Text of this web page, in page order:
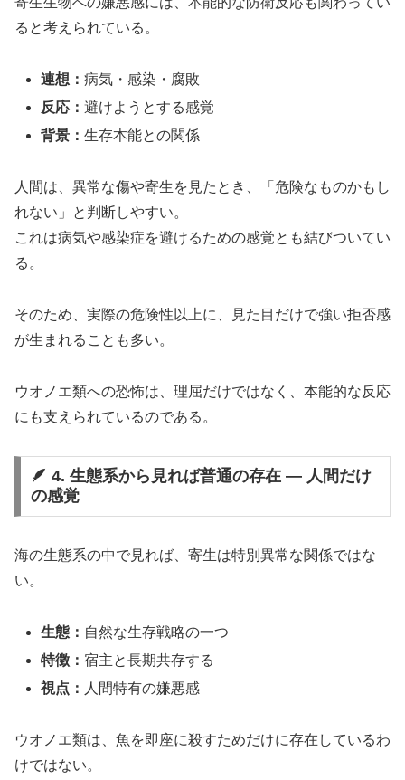
ると考えられている。
連想：病気・感染・腐敗
反応：避けようとする感覚
背景：生存本能との関係
人間は、異常な傷や寄生を見たとき、「危険なものかもし
れない」と判断しやすい。
これは病気や感染症を避けるための感覚とも結びついてい
る。
そのため、実際の危険性以上に、見た目だけで強い拒否感
が生まれることも多い。
ウオノエ類への恐怖は、理屈だけではなく、本能的な反応
にも支えられているのである。
🪶 4. 生態系から見れば普通の存在 ― 人間だけ
の感覚
海の生態系の中で見れば、寄生は特別異常な関係ではな
い。
生態： 自然な生存戦略の一つ
特徴：宿主と長期共存する
視点： 人間特有の嫌悪感
ウオノエ類は、魚を即座に殺すためだけに存在しているわ
けではない。